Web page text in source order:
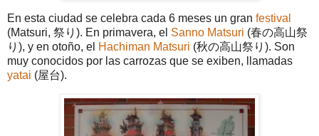
En esta ciudad se celebra cada 6 meses un gran festival
(Matsuri, 祭り). En primavera, el Sanno Matsuri (春の高山祭
り), y en otoño, el Hachiman Matsuri (秋の高山祭り). Son
muy conocidos por las carrozas que se exiben, llamadas
yatai (屋台).